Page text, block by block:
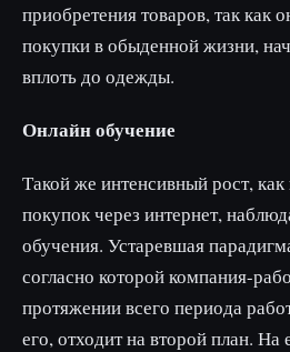
приобретения товаров, так как
покупки в обыденной жизни,
вплоть до одежды.
Онлайн обучение
Такой же интенсивный рост,
покупок через интернет,
обучения. Устаревшая
согласно которой компания-
протяжении всего периода
его, отходит на второй план. На